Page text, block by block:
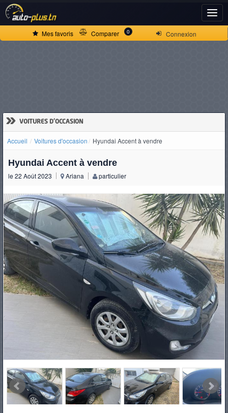
Connexion
Mes favoris Comparer 0
» VOITURES D'OCCASION
Accueil Voitures d'occasion Hyundai Accent à vendre
Hyundai Accent à vendre
le 22 Août 2023 Ariana particulier
ACCUEIL
D'OCCASION
CAMIONS
PNEUS